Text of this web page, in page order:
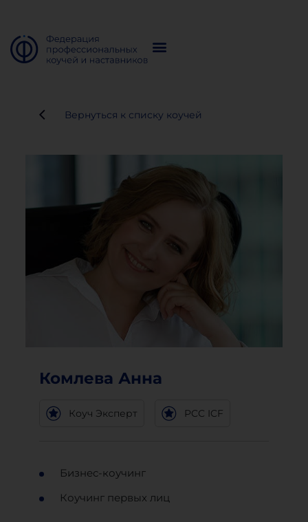
Вернуться к списку коучей
Комлева Анна
Коуч Эксперт PCC ICF
Бизнес-коучинг
Коучинг первых лиц